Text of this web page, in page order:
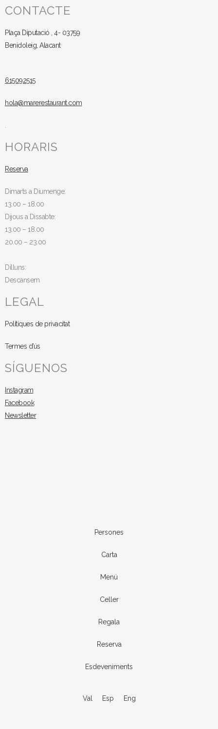
CONTACTE
Plaça Diputació , 4- 03759
Benidoleig, Alacant
615092515
hola@marerestaurant.com
.
HORARIS
Reserva
Dimarts a Diumenge:
13.00 – 18.00
Dijous a Dissabte:
13.00 – 18.00
20.00 – 23.00
Dilluns:
Descansem
LEGAL
Polítiques de privacitat
Termes d’ús
SÍGUENOS
Instagram
Facebook
Newsletter
Persones
Carta
Menú
Celler
Regala
Reserva
Esdeveniments
Val Esp Eng